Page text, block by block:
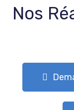
Nos